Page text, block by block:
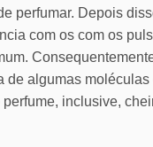
perfumar. Depois
com os com os
de algumas moléculas
inclusive,